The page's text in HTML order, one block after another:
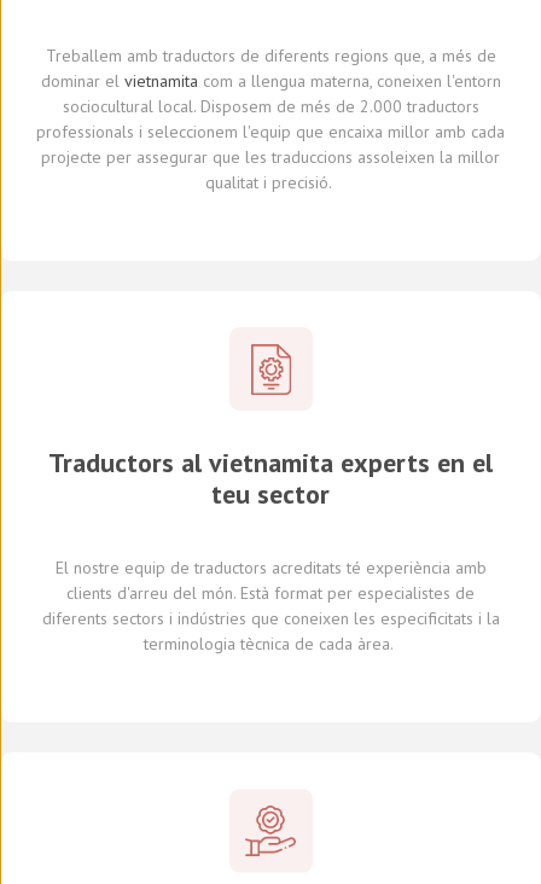
Treballem amb traductors de diferents regions que, a més de
dominar el vietnamita com a llengua materna, coneixen l'entorn
sociocultural local.Disposem de més de 2.000 traductors
professionals i seleccionem l'equip que encaixa millor amb cada
projecte per assegurar que les traduccions assoleixen la millor
qualitat i precisió.
Traductors al vietnamita experts en el
teu sector
El nostre equip de traductors acreditats té experiència amb
clients d'arreu del món. Està format per especialistes de
diferents sectors i indústries que coneixen les especificitats i la
terminologia tècnica de cada àrea.